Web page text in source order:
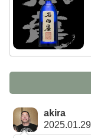
akira
2025.01.29